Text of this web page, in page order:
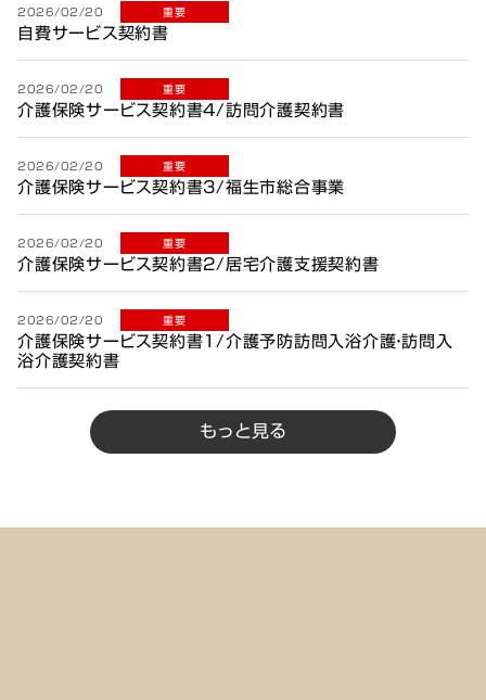
2026/02/20 重要
自費サービス契約書
2026/02/20 重要
介護保険サービス契約書4/訪問介護契約書
2026/02/20 重要
介護保険サービス契約書3/福生市総合事業
2026/02/20 重要
介護保険サービス契約書2/居宅介護支援契約書
2026/02/20 重要
介護保険サービス契約書1/介護予防訪問入浴介護・訪問入
浴介護契約書
もっと見る